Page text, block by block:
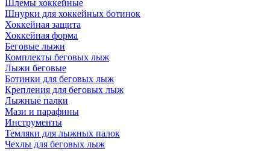
Шлемы хоккейные
Шнурки для хоккейных ботинок
Хоккейная защита
Хоккейная форма
Беговые лыжи
Комплекты беговых лыж
Лыжи беговые
Ботинки для беговых лыж
Крепления для беговых лыж
Лыжные палки
Мази и парафины
Инструменты
Темляки для лыжных палок
Чехлы для беговых лыж